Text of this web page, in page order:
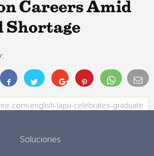
Careers Amid
Shortage
Soluciones